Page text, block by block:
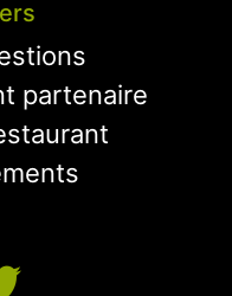
partenaire